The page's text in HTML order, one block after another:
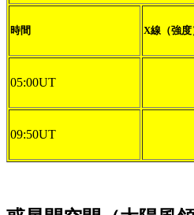
時間 X線（強度
05:00UT
09:50UT